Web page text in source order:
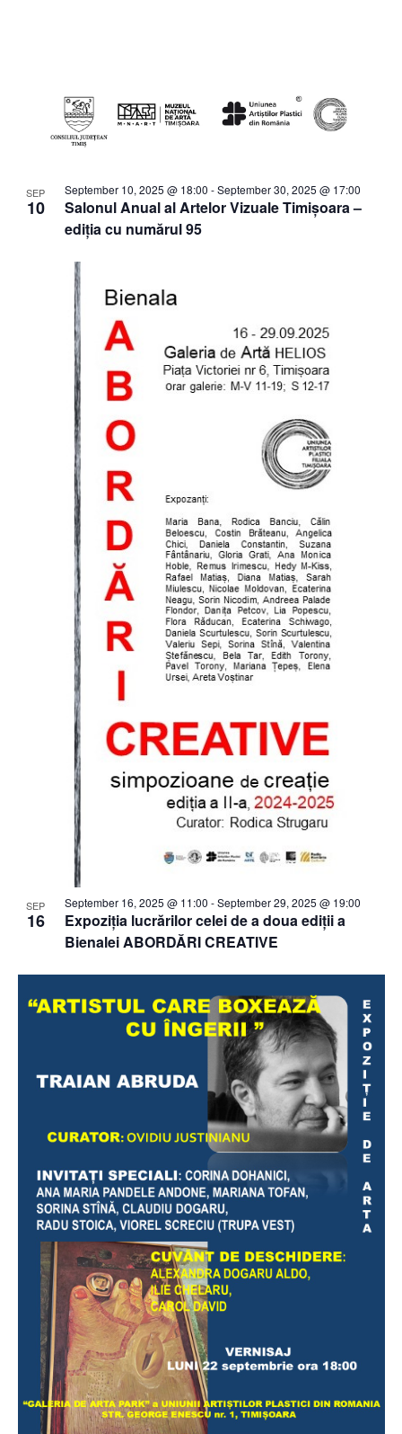
SEP
10
Salonul Anual al Artelor Vizuale Timișoara –
ediția cu numărul 95
September 10, 2025 @ 18:00 -September 30, 2025 @ 17:00
SEP
16
Expoziția lucrărilor celei de a doua ediții a
Bienalei ABORDĂRI CREATIVE
September 16, 2025 @ 11:00 -September 29, 2025 @ 19:00